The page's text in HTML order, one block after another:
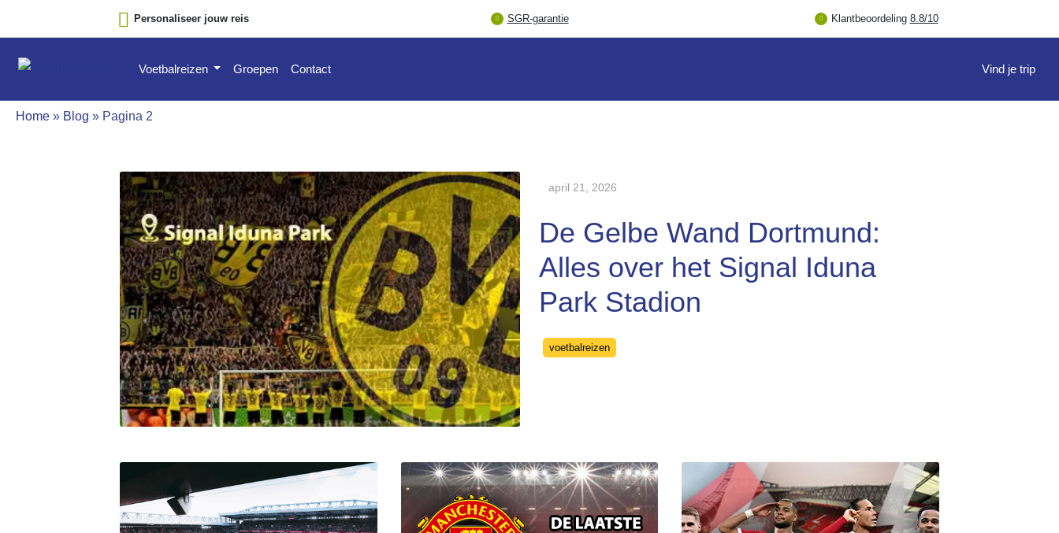
Personaliseer jouw reis SGR-garantie Klantbeoordeling 8.8/10
Voetbalreizen Groepen Contact Vind je trip
Home » Blog » Pagina 2
april 21, 2026
De Gelbe Wand Dortmund:
Alles over het Signal Iduna
Park Stadion
Categories
voetbalreizen